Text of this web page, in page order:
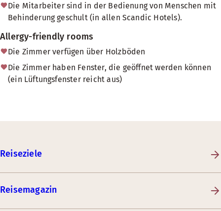
Die Mitarbeiter sind in der Bedienung von Menschen mit
Behinderung geschult (in allen Scandic Hotels).
Allergy-friendly rooms
Die Zimmer verfügen über Holzböden
Die Zimmer haben Fenster, die geöffnet werden können
(ein Lüftungsfenster reicht aus)
Reiseziele
Reisemagazin